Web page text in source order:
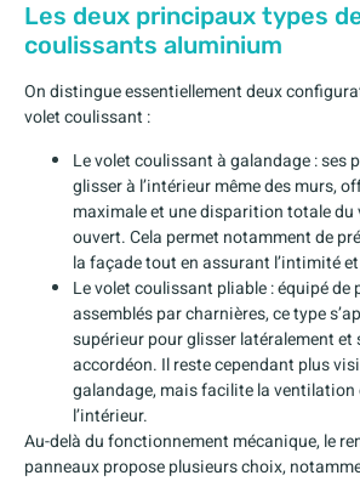
Les deux principaux types
coulissants aluminium
On distingue essentiellement deux
volet coulissant :
Le volet coulissant à galandage : ses
glisser à l’intérieur même des murs,
maximale et une disparition totale du
ouvert. Cela permet notamment de
la façade tout en assurant l’intimité
Le volet coulissant pliable : équipé de
assemblés par charnières, ce type
supérieur pour glisser latéralement et
accordéon. Il reste cependant plus
galandage, mais facilite la ventilation
l’intérieur.
Au-delà du fonctionnement mécanique, le
panneaux propose plusieurs choix,